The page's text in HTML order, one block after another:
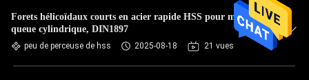
Forets hélicoïdaux courts en acier rapide HSS pour métaux,
queue cylindrique, DIN1897
peu de perceuse de hss 2025-08-18 21 vues